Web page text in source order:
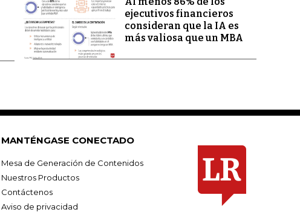
ejecutivos financieros
consideran que la IA es
más valiosa que un MBA
MANTÉNGASE CONECTADO
Mesa de Generación de Contenidos
Nuestros Productos
Contáctenos
Aviso de privacidad